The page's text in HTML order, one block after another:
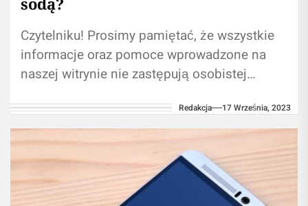
Czytelniku! Prosimy pamiętać, że wszystkie
informacje oraz pomoce wprowadzone na
naszej witrynie nie zastępują osobistej
Branie przykładu z treści umieszczonych na
naszym...
Redakcja 17 Września, 2023